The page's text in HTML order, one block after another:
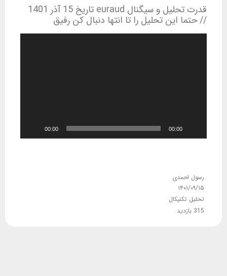
قدرت تحلیل و سیگنال euraud تاریخ 15 آذر 1401
// حتما این تحلیل را تا انتها دنبال کن رفیق
00:00
00:00
رسول احمدی
۱۴۰۱/۰۹/۱۵
تحلیل تکنیکال
315 بازدید